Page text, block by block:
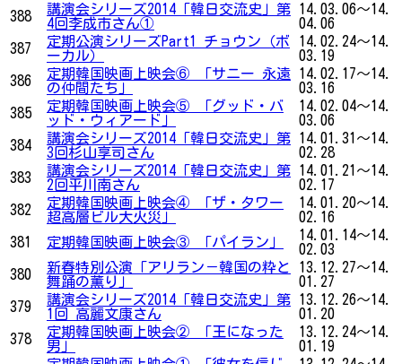
388
講演会シリーズ2014「韓日交流史」第
4回李成市さん①
14.03.06～14.
04.06
387
定期公演シリーズPart1 チョウン（ボ
ーカル）
14.02.24～14.
03.19
386
定期韓国映画上映会⑥ 「サニー 永遠
の仲間たち」
14.02.17～14.
03.16
385
定期韓国映画上映会⑤ 「グッド・バ
ッド・ウィアード」
14.02.04～14.
03.06
384
講演会シリーズ2014「韓日交流史」第
3回杉山享司さん
14.01.31～14.
02.28
383
講演会シリーズ2014「韓日交流史」第
2回平川南さん
14.01.21～14.
02.17
382
定期韓国映画上映会④ 「ザ・タワー
超高層ビル大火災」
14.01.20～14.
02.16
381
定期韓国映画上映会③ 「パイラン」
14.01.14～14.
02.03
380
新春特別公演「アリラン－韓国の粋と
舞踊の薫り」
13.12.27～14.
01.27
379
講演会シリーズ2014「韓日交流史」第
1回 高麗文康さん
13.12.26～14.
01.20
378
定期韓国映画上映会② 「王になった
男」
13.12.24～14.
01.19